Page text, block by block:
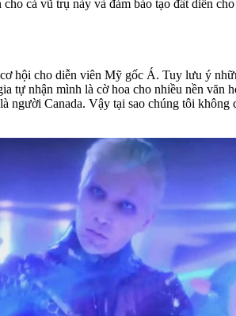
cả vũ trụ này và đảm bảo tạo đất diễn
hội cho diễn viên Mỹ gốc Á. Tuy lưu ý
nhận mình là cờ hoa cho nhiều nền văn
Canada. Vậy tại sao chúng tôi không